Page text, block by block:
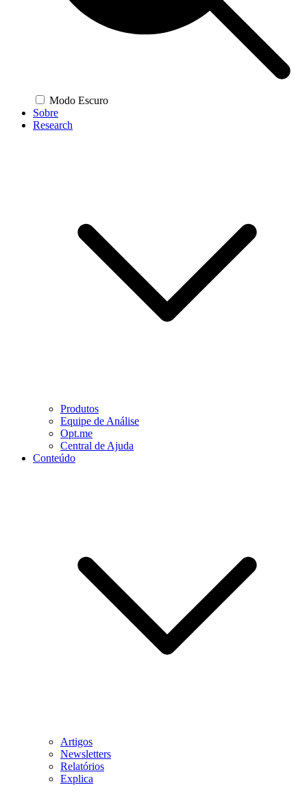
Modo Escuro
Sobre
Research
Produtos
Equipe de Análise
Opt.me
Central de Ajuda
Conteúdo
Artigos
Newsletters
Relatórios
Explica